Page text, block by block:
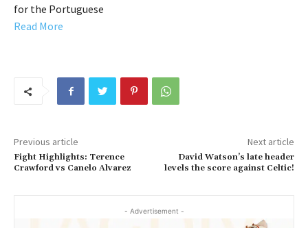
for the Portuguese
Read More
Previous article
Fight Highlights: Terence
Crawford vs Canelo Alvarez
Next article
David Watson’s late header
levels the score against Celtic!
- Advertisement -